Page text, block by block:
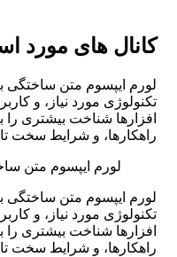
کانال های مورد
لورم ایپسوم متن ساختگی
تکنولوژی مورد نیاز، و
افزارها شناخت بیشتری
راهکارها، و شرایط سخت
لورم ایپسوم متن
لورم ایپسوم متن ساختگی
تکنولوژی مورد نیاز، و
افزارها شناخت بیشتری
راهکارها، و شرایط سخت